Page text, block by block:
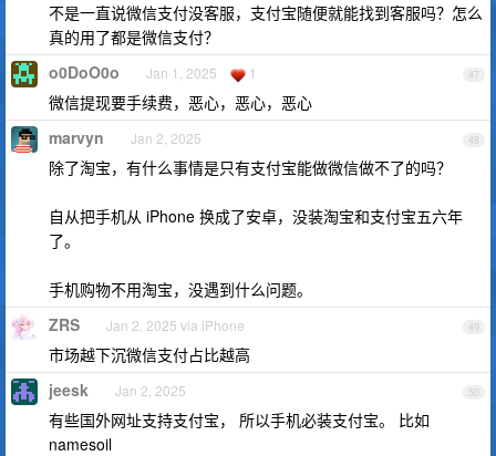
不是一直说微信支付没客服，支付宝随便就能找到客服吗？怎么
真的用了都是微信支付？
47
o0DoO0o Jan 1, 2025 1
微信提现要手续费，恶心，恶心，恶心
48
marvyn Jan 2, 2025
除了淘宝，有什么事情是只有支付宝能做微信做不了的吗？
自从把手机从 iPhone 换成了安卓，没装淘宝和支付宝五六年
了。
手机购物不用淘宝，没遇到什么问题。
49
ZRS Jan 2, 2025 via iPhone
市场越下沉微信支付占比越高
50
jeesk Jan 2, 2025
有些国外网址支持支付宝， 所以手机必装支付宝。 比如
namesoil